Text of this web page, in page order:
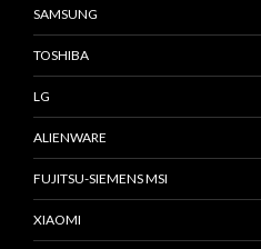
SAMSUNG
TOSHIBA
LG
ALIENWARE
FUJITSU-SIEMENS MSI
XIAOMI